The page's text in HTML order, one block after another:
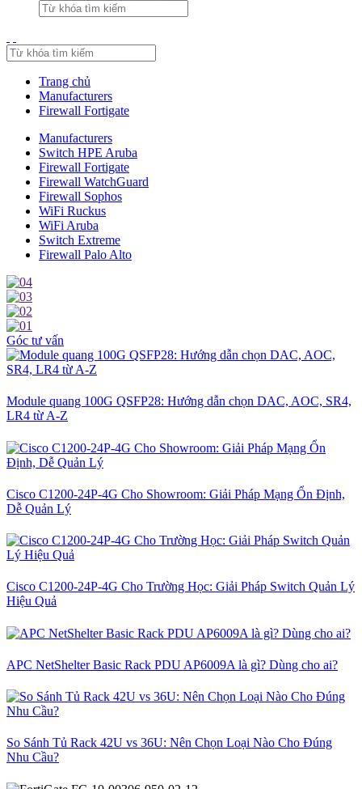
Trang chủ
Manufacturers
Firewall Fortigate
Manufacturers
Switch HPE Aruba
Firewall Fortigate
Firewall WatchGuard
Firewall Sophos
WiFi Ruckus
WiFi Aruba
Switch Extreme
Firewall Palo Alto
Góc tư vấn
Module quang 100G QSFP28: Hướng dẫn chọn DAC, AOC, SR4,
LR4 từ A-Z
Cisco C1200-24P-4G Cho Showroom: Giải Pháp Mạng Ổn Định,
Dễ Quản Lý
Cisco C1200-24P-4G Cho Trường Học: Giải Pháp Switch Quản Lý
Hiệu Quả
APC NetShelter Basic Rack PDU AP6009A là gì? Dùng cho ai?
So Sánh Tủ Rack 42U vs 36U: Nên Chọn Loại Nào Cho Đúng
Nhu Cầu?